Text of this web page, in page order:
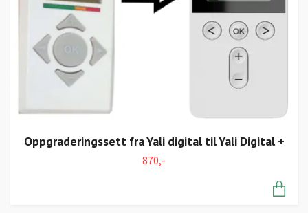
Oppgraderingssett fra Yali digital til Yali Digital +
870,-